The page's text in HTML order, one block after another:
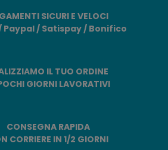
SICURI E VELOCI
Paypal / Satispay / Bonifico
IL TUO ORDINE
GIORNI LAVORATIVI
CONSEGNA RAPIDA
CORRIERE IN 1/2 GIORNI